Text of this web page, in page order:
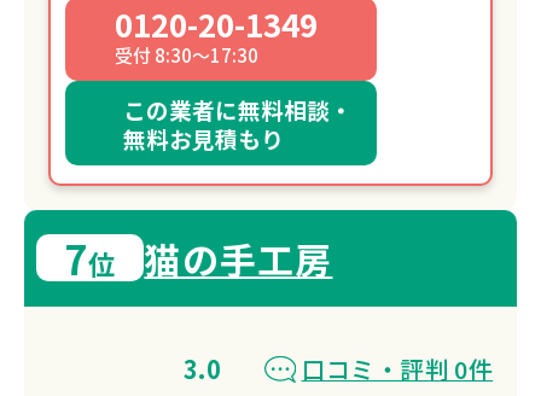
0120-20-1349
受付 8:30～17:30
この業者に無料相談・
無料お見積もり
7位 猫の手工房
3.0
口コミ・評判 0件